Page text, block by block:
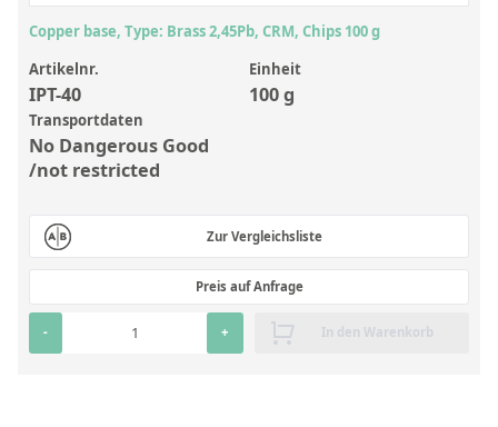
Laborbedarf und Verbrauchsmaterialien
Custom-Made
Übersicht: Kundenspezifische Standards
Organische Analyten | Rückstandsanalytik
Metallstandards | Setting Up Samples (SUS)
Copper base, Type: Brass 2,45Pb, CRM, Chips 100 g
Artikelnr.
IPT-40
Einheit
100 g
Transportdaten
No Dangerous Good
/not restricted
Zur Vergleichsliste
Preis auf Anfrage
- + In den Warenkorb